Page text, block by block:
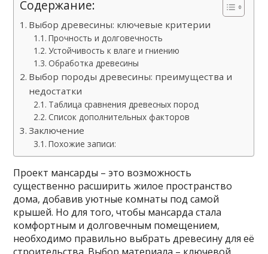
Содержание:
Выбор древесины: ключевые критерии
Прочность и долговечность
Устойчивость к влаге и гниению
Обработка древесины
Выбор породы древесины: преимущества и
недостатки
Таблица сравнения древесных пород
Список дополнительных факторов
Заключение
Похожие записи:
Проект мансарды – это возможность
существенно расширить жилое пространство
дома, добавив уютные комнаты под самой
крышей. Но для того, чтобы мансарда стала
комфортным и долговечным помещением,
необходимо правильно выбрать древесину для её
строительства. Выбор материала – ключевой